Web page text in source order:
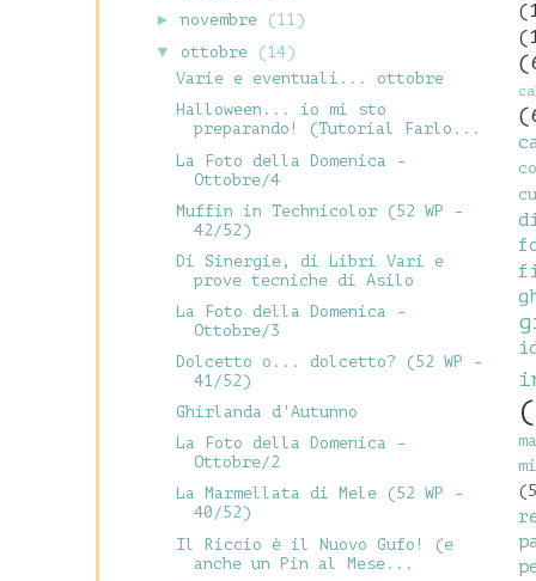
►novembre
(11)
▼ ottobre
(14)
Varie e eventuali... ottobre
Halloween... io mi sto
preparando! (Tutorial Farlo...
La Foto della Domenica -
Ottobre/4
Muffin in Technicolor (52 WP -
42/52)
Di Sinergie, di Libri Vari e
prove tecniche di Asilo
La Foto della Domenica -
Ottobre/3
Dolcetto o... dolcetto? (52 WP -
41/52)
Ghirlanda d'Autunno
La Foto della Domenica -
Ottobre/2
La Marmellata di Mele (52 WP -
40/52)
Il Riccio è il Nuovo Gufo! (e
anche un Pin al Mese...